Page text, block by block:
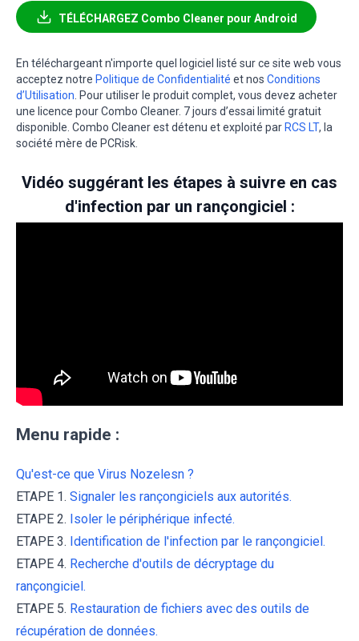
TÉLÉCHARGEZ Combo Cleaner pour Android
En téléchargeant n'importe quel logiciel listé sur ce site web vous
acceptez notre Politique de Confidentialité et nos Conditions
d’Utilisation . Pour utiliser le produit complet, vous devez acheter
une licence pour Combo Cleaner. 7 jours d’essai limité gratuit
disponible. Combo Cleaner est détenu et exploité parRCS LT, la
société mère de PCRisk.
Vidéo suggérant les étapes à suivre en cas
d'infection par un rançongiciel :
Menu rapide :
Qu'est-ce que Virus Nozelesn ?
ETAPE 1. Signaler les rançongiciels aux autorités.
ETAPE 2. Isoler le périphérique infecté.
ETAPE 3. Identification de l'infection par le rançongiciel.
ETAPE 4. Recherche d'outils de décryptage du
rançongiciel.
ETAPE 5. Restauration de fichiers avec des outils de
récupération de données.